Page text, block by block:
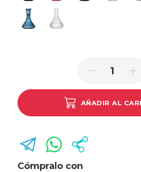
Crystal BlueNexa Clear
AÑADIR AL
Cómpralo con